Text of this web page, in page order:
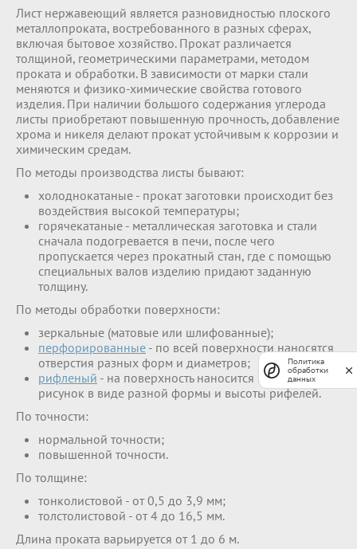
Лист нержавеющий является разновидностью плоского
металлопроката, востребованного в разных сферах,
включая бытовое хозяйство. Прокат различается
толщиной, геометрическими параметрами, методом
проката и обработки. В зависимости от марки стали
меняются и физико-химические свойства готового
изделия. При наличии большого содержания углерода
листы приобретают повышенную прочность, добавление
хрома и никеля делают прокат устойчивым к коррозии и
химическим средам.
По методы производства листы бывают:
холоднокатаные - прокат заготовки происходит без
воздействия высокой температуры;
горячекатаные - металлическая заготовка и стали
сначала подогревается в печи, после чего
пропускается через прокатный стан, где с помощью
специальных валов изделию придают заданную
толщину.
По методы обработки поверхности:
зеркальные (матовые или шлифованные);
перфорированные - по всей поверхности наносятся
отверстия разных форм и диаметров;
рифленый - на поверхность наносится выпуклый
рисунок в виде разной формы и высоты рифелей.
По точности:
нормальной точности;
повышенной точности.
По толщине:
тонколистовой - от 0,5 до 3,9 мм;
толстолистовой - от 4 до 16,5 мм.
Длина проката варьируется от 1 до 6 м.
Политика
обработки
данных